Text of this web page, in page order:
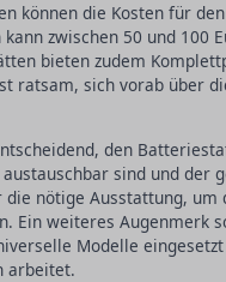
können die Kosten für
zwischen 50 und 100
bieten zudem
ratsam, sich vorab über
den
sind und der
nötige Ausstattung, um
Ein weiteres Augenmerk
Modelle
arbeitet.